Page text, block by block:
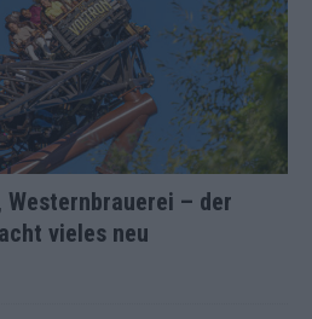
Westernbrauerei – der
vieles neu